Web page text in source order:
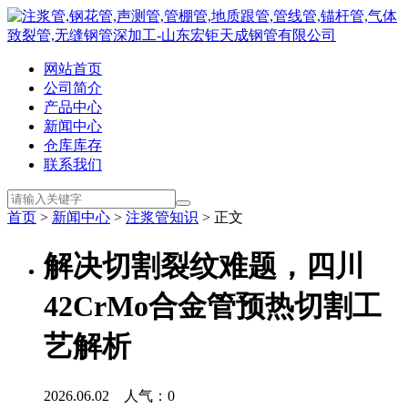
网站首页
公司简介
产品中心
新闻中心
仓库库存
联系我们
首页 > 新闻中心 > 注浆管知识 > 正文
解决切割裂纹难题，四川
42CrMo合金管预热切割工
艺解析
2026.06.02 人气： 0